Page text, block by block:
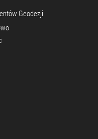
Geodezji